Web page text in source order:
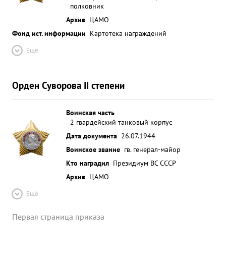
полковник
Архив ЦАМО
Фонд ист. информации Картотека награждений
Ещё
Орден Суворова II степени
Воинская часть
2 гвардейский танковый корпус
Дата документа 26.07.1944
Воинское звание гв. генерал-майор
Кто наградил Президиум ВС СССР
Архив ЦАМО
Ещё
Первая страница приказа